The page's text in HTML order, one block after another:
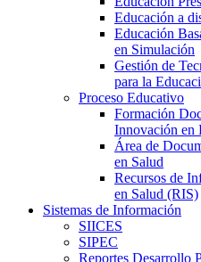
Educación a
Educación
en Simulación
Gestión de
para la
Proceso Educativo
Formación
Innovación en
Área de
en Salud
Recursos de
en Salud (RIS)
Sistemas de Información
SIICES
SIPEC
Reportes Desarrollo